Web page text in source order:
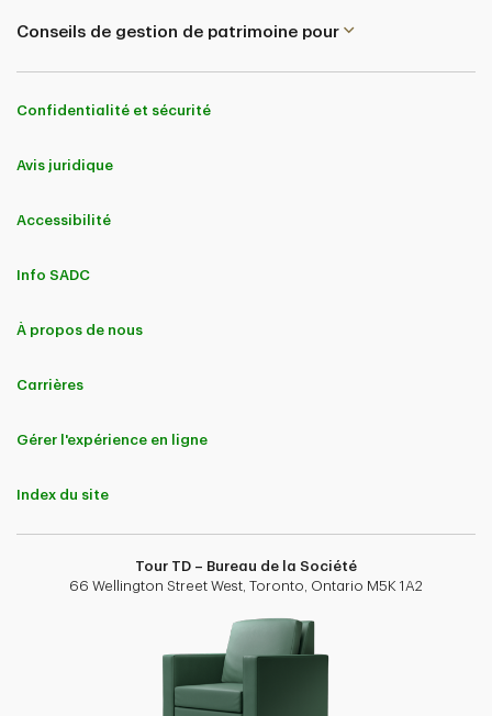
Conseils de gestion de patrimoine pour
Confidentialité et sécurité
Avis juridique
Accessibilité
Info SADC
À propos de nous
Carrières
Gérer l'expérience en ligne
Index du site
Tour TD – Bureau de la Société
66 Wellington Street West, Toronto, Ontario M5K 1A2